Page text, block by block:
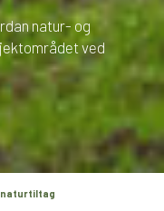
natur- og
ved
naturtiltag